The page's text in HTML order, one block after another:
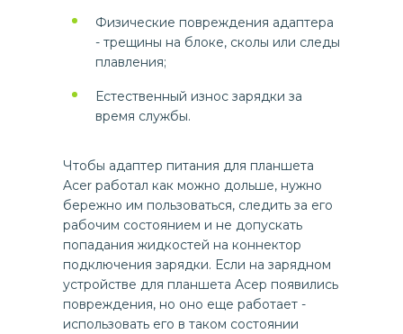
Физические повреждения адаптера
- трещины на блоке, сколы или следы
плавления;
Естественный износ зарядки за
время службы.
Чтобы адаптер питания для планшета
Acer работал как можно дольше, нужно
бережно им пользоваться, следить за его
рабочим состоянием и не допускать
попадания жидкостей на коннектор
подключения зарядки. Если на зарядном
устройстве для планшета Асер появились
повреждения, но оно еще работает -
использовать его в таком состоянии